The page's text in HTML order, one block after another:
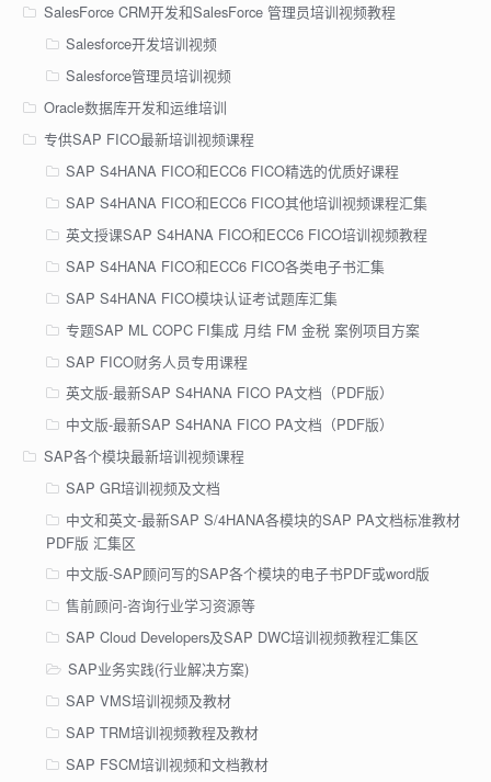
SalesForce CRM开发和SalesForce 管理员培训视频教程
Salesforce开发培训视频
Salesforce管理员培训视频
Oracle数据库开发和运维培训
专供SAP FICO最新培训视频课程
SAP S4HANA FICO和ECC6 FICO精选的优质好课程
SAP S4HANA FICO和ECC6 FICO其他培训视频课程汇集
英文授课SAP S4HANA FICO和ECC6 FICO培训视频教程
SAP S4HANA FICO和ECC6 FICO各类电子书汇集
SAP S4HANA FICO模块认证考试题库汇集
专题SAP ML COPC FI集成 月结 FM 金税 案例项目方案
SAP FICO财务人员专用课程
英文版-最新SAP S4HANA FICO PA文档（PDF版）
中文版-最新SAP S4HANA FICO PA文档（PDF版）
SAP各个模块最新培训视频课程
SAP GR培训视频及文档
中文和英文-最新SAP S/4HANA各模块的SAP PA文档标准教材
PDF版 汇集区
中文版-SAP顾问写的SAP各个模块的电子书PDF或word版
售前顾问-咨询行业学习资源等
SAP Cloud Developers及SAP DWC培训视频教程汇集区
SAP业务实践(行业解决方案)
SAP VMS培训视频及教材
SAP TRM培训视频教程及教材
SAP FSCM培训视频和文档教材